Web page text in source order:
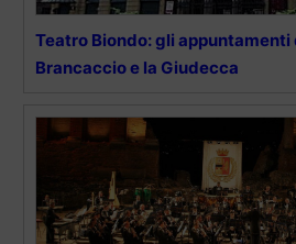
Teatro Biondo: gli
Brancaccio e la Giudecca